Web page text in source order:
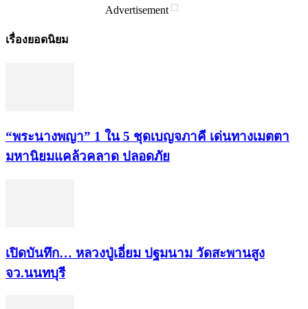
Advertisement
เรื่องยอดนิยม
“พระ​นาง​พญา” 1 ใน 5​ ชุดเบญจ​ภาคี​ เด่นทางเมตตา​
มหา​นิยม​แคล้วคลาด​ ปลอดภัย​
เปิดบันทึก… หลวงปู่เอี่ยม ​ปฐม​นาม​ วัดสะพานสูง​
จว.นนทบุรี